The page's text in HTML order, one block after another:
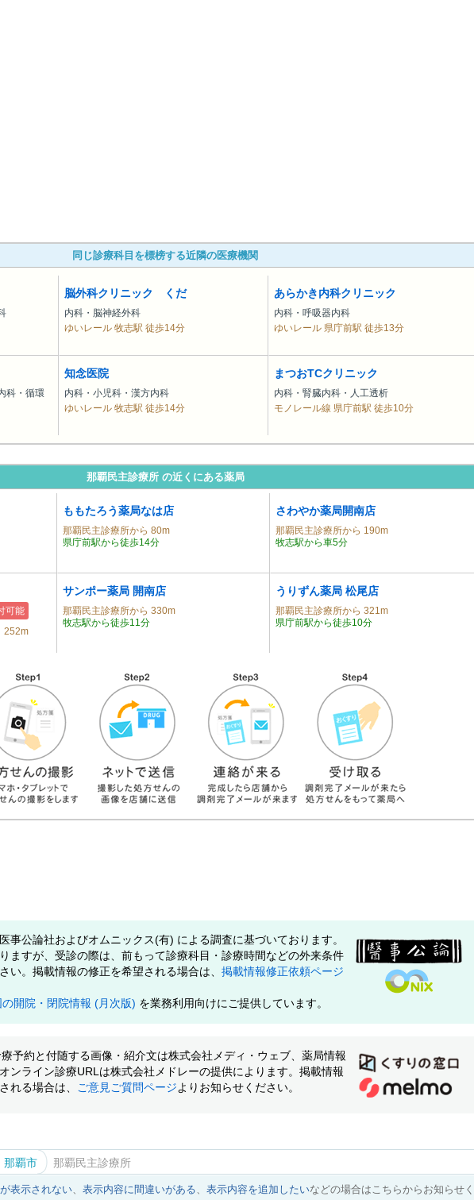
同じ診療科目を標榜する近隣の医療機関
脳外科クリニック くだ
内科・脳神経外科
ゆいレール 牧志駅 徒歩14分
あらかき内科クリニック
内科・呼吸器内科
ゆいレール 県庁前駅 徒歩13分
科・循環
知念医院
内科・小児科・漢方内科
ゆいレール 牧志駅 徒歩14分
まつおTCクリニック
内科・腎臓内科・人工透析
モノレール線 県庁前駅 徒歩10分
那覇民主診療所 の近くにある薬局
ももたろう薬局なは店
那覇民主診療所から 80m
県庁前駅から徒歩14分
さわやか薬局開南店
那覇民主診療所から 190m
牧志駅から車5分
可能
252m
サンポー薬局 開南店
那覇民主診療所から 330m
牧志駅から徒歩11分
うりずん薬局 松尾店
那覇民主診療所から 321m
県庁前駅から徒歩10分
事公論社およびオムニックス(有) による調査に基づいております。
ますが、受診の際は、前もって診療科目・診療時間などの外来条件
い。掲載情報の修正を希望される場合は、 掲載情報修正依頼ページ
の開院・閉院情報 (月次版) を業務利用向けにご提供しています。
予約と付随する画像・紹介文は株式会社メディ・ウェブ、薬局情報
ンライン診療URLは株式会社メドレーの提供によります。掲載情報
れる場合は、 ご意見ご質問ページよりお知らせください。
那覇市 那覇民主診療所
表示されない、 表示内容に間違いがある、 表示内容を追加したいなどの場合はこちらからお知らせ